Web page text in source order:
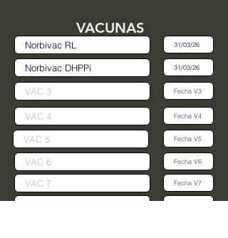
VACUNAS